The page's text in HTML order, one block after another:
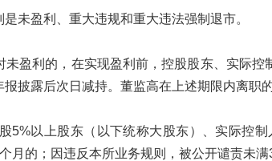
未盈利、重大违规和重大违法强制退市。
盈利的，在实现盈利前，控股股东、实际
披露后次日减持。董监高在上述期限内离职
5%以上股东（以下统称大股东）、实际控
月的；因违反本所业务规则，被公开谴责未满